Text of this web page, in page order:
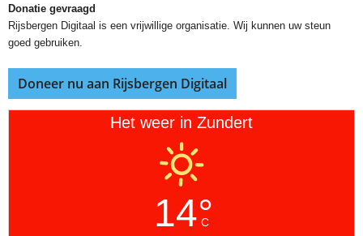
Donatie gevraagd
Rijsbergen Digitaal is een vrijwillige organisatie. Wij kunnen uw steun
goed gebruiken.
Doneer nu aan Rijsbergen Digitaal
Het weer in Zundert
14°
C